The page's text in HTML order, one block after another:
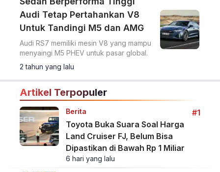
Audi Tetap Pertahankan V8
Untuk Tandingi M5 dan AMG
Audi RS7 memiliki mesin V8 yang mampu
menyaingi M5 PHEV untuk pasar global.
2 tahun yang lalu
Artikel Terpopuler
Berita
#1
Toyota Buka Suara Soal Harga
Land Cruiser FJ, Belum Bisa
Dipastikan di Bawah Rp 1 Miliar
6 hari yang lalu